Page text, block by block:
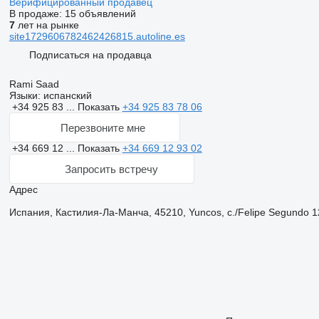
В продаже: 15 объявлений
7лет на рынке
site1729606782462426815.autoline.es
Подписаться на продавца
Rami Saad
Языки: испанский
+34 925 83 ... Показать +34 925 83 78 06
Перезвоните мне
+34 669 12 ... Показать +34 669 12 93 02
Запросить встречу
Адрес
Испания, Кастилия-Ла-Манча, 45210, Yuncos, c./Felipe Segundo